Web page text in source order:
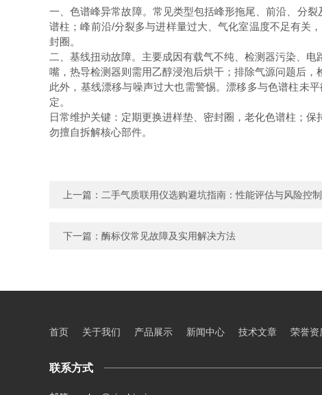
一、色谱峰异常故障。常见类型包括峰形拖尾、前沿、分
谱柱；峰前沿/分裂多与进样量过大、气化室温度不足有关
封圈。
二、基线扭动故障。主要成因有载气不纯、检测器污染、
嘴，热导检测器则需用乙醇浸泡后烘干；排除气源问题后
此外，基线漂移与噪声过大也需警惕。漂移多与色谱柱未
定。
日常维护关键：定期更换进样垫、密封圈，老化色谱柱；
勿擅自拆解核心部件。
上一篇： 二手气质联用仪选购避坑指南：性能评估与风险控制
下一篇： 酶标仪常见故障及实用解决方法
首页 关于我们 产品展示 新闻中心 技术文章 荣誉资
联系方式